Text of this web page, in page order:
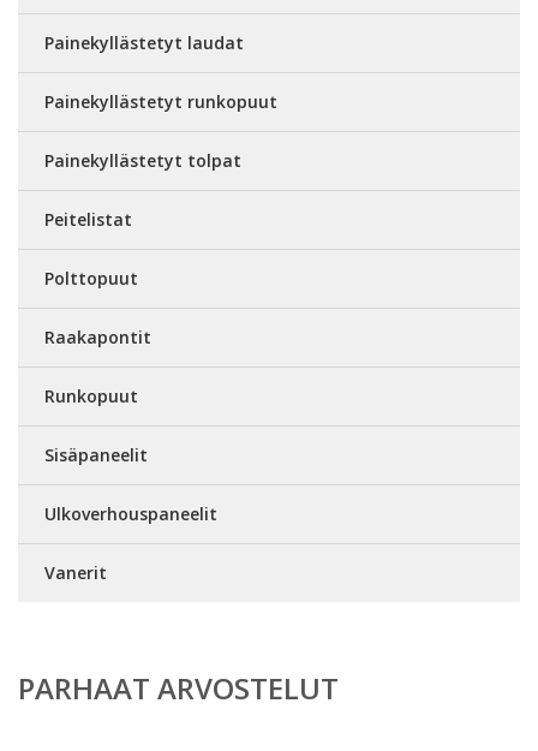
Painekyllästetyt laudat
Painekyllästetyt runkopuut
Painekyllästetyt tolpat
Peitelistat
Polttopuut
Raakapontit
Runkopuut
Sisäpaneelit
Ulkoverhouspaneelit
Vanerit
PARHAAT ARVOSTELUT